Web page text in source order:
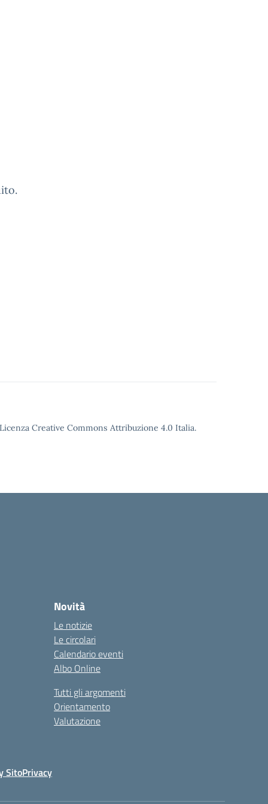
Creative Commons Attribuzione 4.0 Italia.
Novità
Le notizie
Le circolari
Calendario eventi
Albo Online
Tutti gli argomenti
Orientamento
Valutazione
SitoPrivacy